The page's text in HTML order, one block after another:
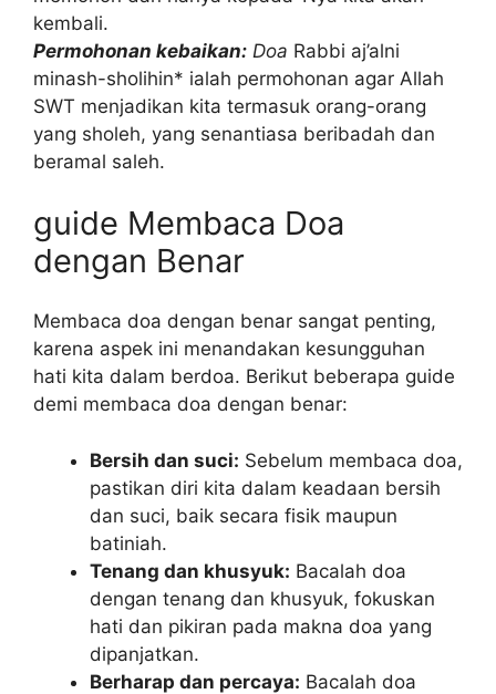
kembali.
Permohonan kebaikan: Doa Rabbi aj’alni
minash-sholihin* ialah permohonan agar Allah
SWT menjadikan kita termasuk orang-orang
yang sholeh, yang senantiasa beribadah dan
beramal saleh.
guide Membaca Doa
dengan Benar
Membaca doa dengan benar sangat penting,
karena aspek ini menandakan kesungguhan
hati kita dalam berdoa. Berikut beberapa guide
demi membaca doa dengan benar:
Bersih dan suci: Sebelum membaca doa,
pastikan diri kita dalam keadaan bersih
dan suci, baik secara fisik maupun
batiniah.
Tenang dan khusyuk: Bacalah doa
dengan tenang dan khusyuk, fokuskan
hati dan pikiran pada makna doa yang
dipanjatkan.
Berharap dan percaya: Bacalah doa